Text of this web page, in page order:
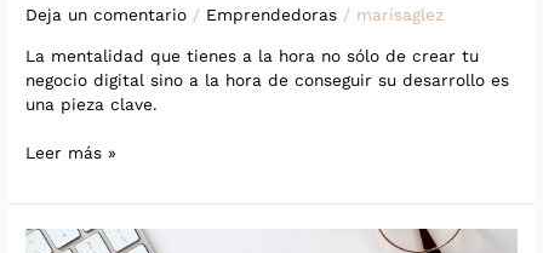
Deja un comentario / Emprendedoras / marisaglez
La mentalidad que tienes a la hora no sólo de crear tu
negocio digital sino a la hora de conseguir su desarrollo es
una pieza clave.
Leer más »
Cómo